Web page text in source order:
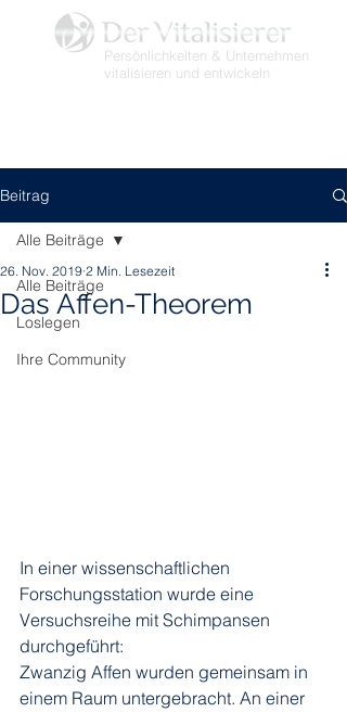
Persönlichkeiten & Unternehmen
vitalisieren und entwickeln
Beitrag
Alle Beiträge
Loslegen
Ihre Community
Alle Beiträge
Das Affen-Theorem
26. Nov. 2019 2 Min. Lesezeit
In einer wissenschaftlichen
Forschungsstation wurde eine
Versuchsreihe mit Schimpansen
durchgeführt:
Zwanzig Affen wurden gemeinsam in
einem Raum untergebracht. An einer